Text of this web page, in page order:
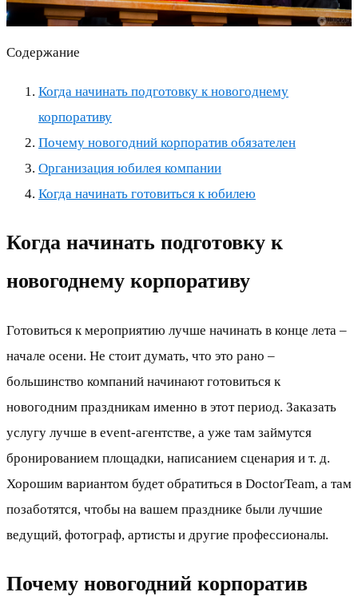
Содержание
Когда начинать подготовку к новогоднему
корпоративу
Почему новогодний корпоратив обязателен
Организация юбилея компании
Когда начинать готовиться к юбилею
Когда начинать подготовку к
новогоднему корпоративу
Готовиться к мероприятию лучше начинать в конце лета –
начале осени. Не стоит думать, что это рано –
большинство компаний начинают готовиться к
новогодним праздникам именно в этот период. Заказать
услугу лучше в event-агентстве, а уже там займутся
бронированием площадки, написанием сценария и т. д.
Хорошим вариантом будет обратиться в DoctorTeam, а там
позаботятся, чтобы на вашем празднике были лучшие
ведущий, фотограф, артисты и другие профессионалы.
Почему новогодний корпоратив